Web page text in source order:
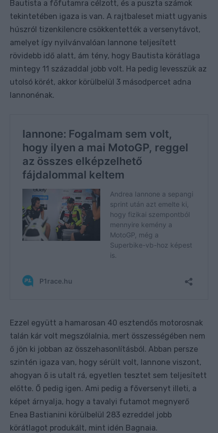
Bautista a főfutamra célzott, és a puszta számok
tekintetében igaza is van. A rajtbaleset miatt ugyanis
húszról tizenkilencre csökkentették a versenytávot,
amelyet így nyilvánvalóan Iannone teljesített
rövidebb idő alatt, ám tény, hogy Bautista körátlaga
mintegy 11 századdal jobb volt. Ha pedig levesszük az
utolsó körét, akkor körülbelül 3 másodpercet adna
Iannonénak.
Ezzel együtt a hamarosan 40 esztendős motorosnak
talán kár volt megszólalnia, mert összességében nem
ő jön ki jobban az összehasonlításból. Abban persze
szintén igaza van, hogy sérült volt, Iannone viszont,
ahogyan ő is utalt rá, egyetlen tesztet sem teljesített
előtte. Ő pedig igen. Ami pedig a főversenyt illeti, a
képet árnyalja, hogy a tavalyi futamot megnyerő
Enea Bastianini körülbelül 283 ezreddel jobb
körátlagot produkált, mint idén Bagnaia.